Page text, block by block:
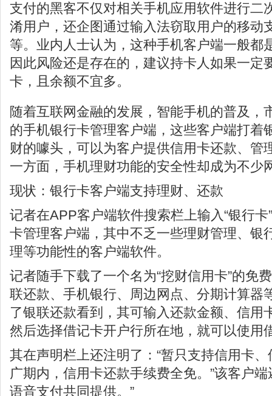
支付的黑客不仅对相关手机应用软件进行二
淆用户，还企图通过输入法窃取用户的移动
等。业内人士认为，这种手机客户端一般都
因此风险还是存在的，建议持卡人如果一定
卡，且余额不宜多。
随着互联网金融的发展，智能手机的普及，
的手机银行卡管理客户端，这些客户端打着
财的噱头，可以为客户提供信用卡还款、管
一方面，手机理财功能的安全性却成为不少
现状：银行卡客户端支持理财、还款
记者在APP客户端软件搜索栏上输入“银行
卡管理客户端，其中不乏一些理财管理、银
理等功能性的客户端软件。
记者随手下载了一个名为“挖财信用卡”的免
联还款、手机银行、周边网点、分期计算器
了银联还款看到，其可输入还款金额、信用
然后选择借记卡开户行所在地，就可以使用
其在声明栏上还注明了：“暂只支持信用卡
广期内，信用卡还款手续费全免。”该客户
语音支付共同提供。”